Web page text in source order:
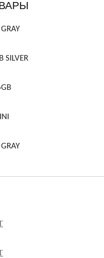
SILVER